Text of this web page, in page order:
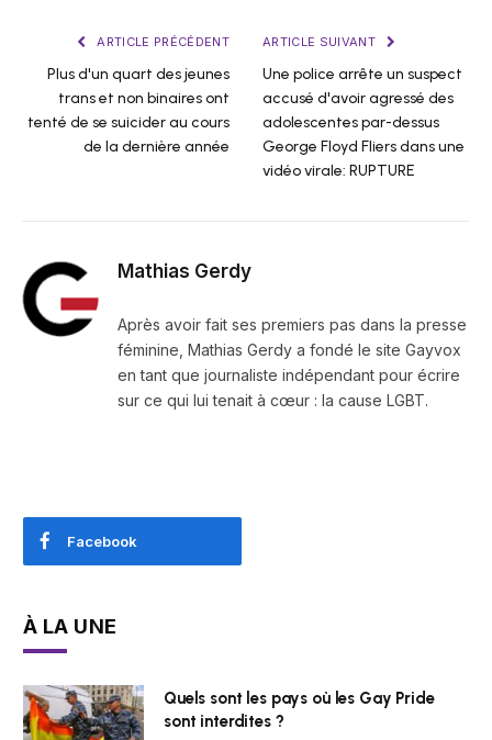
ARTICLE PRÉCÉDENT
Plus d'un quart des jeunes
trans et non binaires ont
tenté de se suicider au cours
de la dernière année
ARTICLE SUIVANT
Une police arrête un suspect
accusé d'avoir agressé des
adolescentes par-dessus
George Floyd Fliers dans une
vidéo virale: RUPTURE
Mathias Gerdy
Après avoir fait ses premiers pas dans la presse
féminine, Mathias Gerdy a fondé le site Gayvox
en tant que journaliste indépendant pour écrire
sur ce qui lui tenait à cœur : la cause LGBT.
Facebook
À LA UNE
Quels sont les pays où les Gay Pride
sont interdites ?